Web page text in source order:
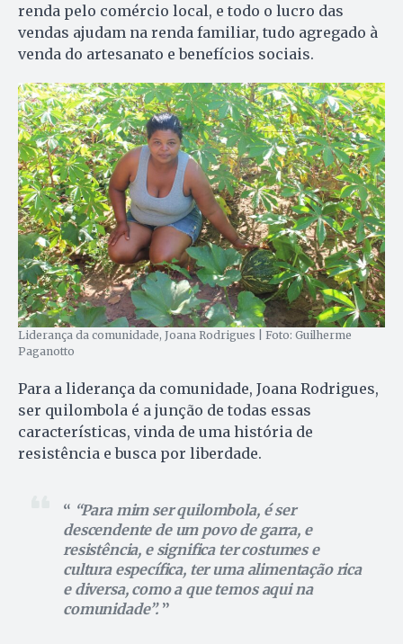
renda pelo comércio local, e todo o lucro das
vendas ajudam na renda familiar, tudo agregado à
venda do artesanato e benefícios sociais.
Liderança da comunidade, Joana Rodrigues | Foto: Guilherme
Paganotto
Para a liderança da comunidade, Joana Rodrigues,
ser quilombola é a junção de todas essas
características, vinda de uma história de
resistência e busca por liberdade.
“Para mim ser quilombola, é ser
descendente de um povo de garra, e
resistência, e significa ter costumes e
cultura específica, ter uma alimentação rica
e diversa, como a que temos aqui na
comunidade”.